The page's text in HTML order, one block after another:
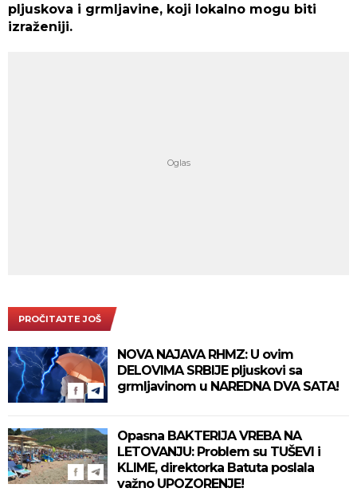
pljuskova i grmljavine, koji lokalno mogu biti
izraženiji.
PROČITAJTE JOŠ
NOVA NAJAVA RHMZ: U ovim
DELOVIMA SRBIJE pljuskovi sa
grmljavinom u NAREDNA DVA SATA!
Opasna BAKTERIJA VREBA NA
LETOVANJU: Problem su TUŠEVI i
KLIME, direktorka Batuta poslala
važno UPOZORENJE!